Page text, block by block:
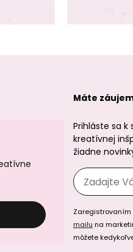
Máte
Prihláste sa
kreatívnej
žiadne
mailu na
môžete